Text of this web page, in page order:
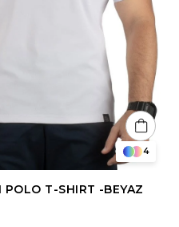
POLO T-SHIRT -BEYAZ
4